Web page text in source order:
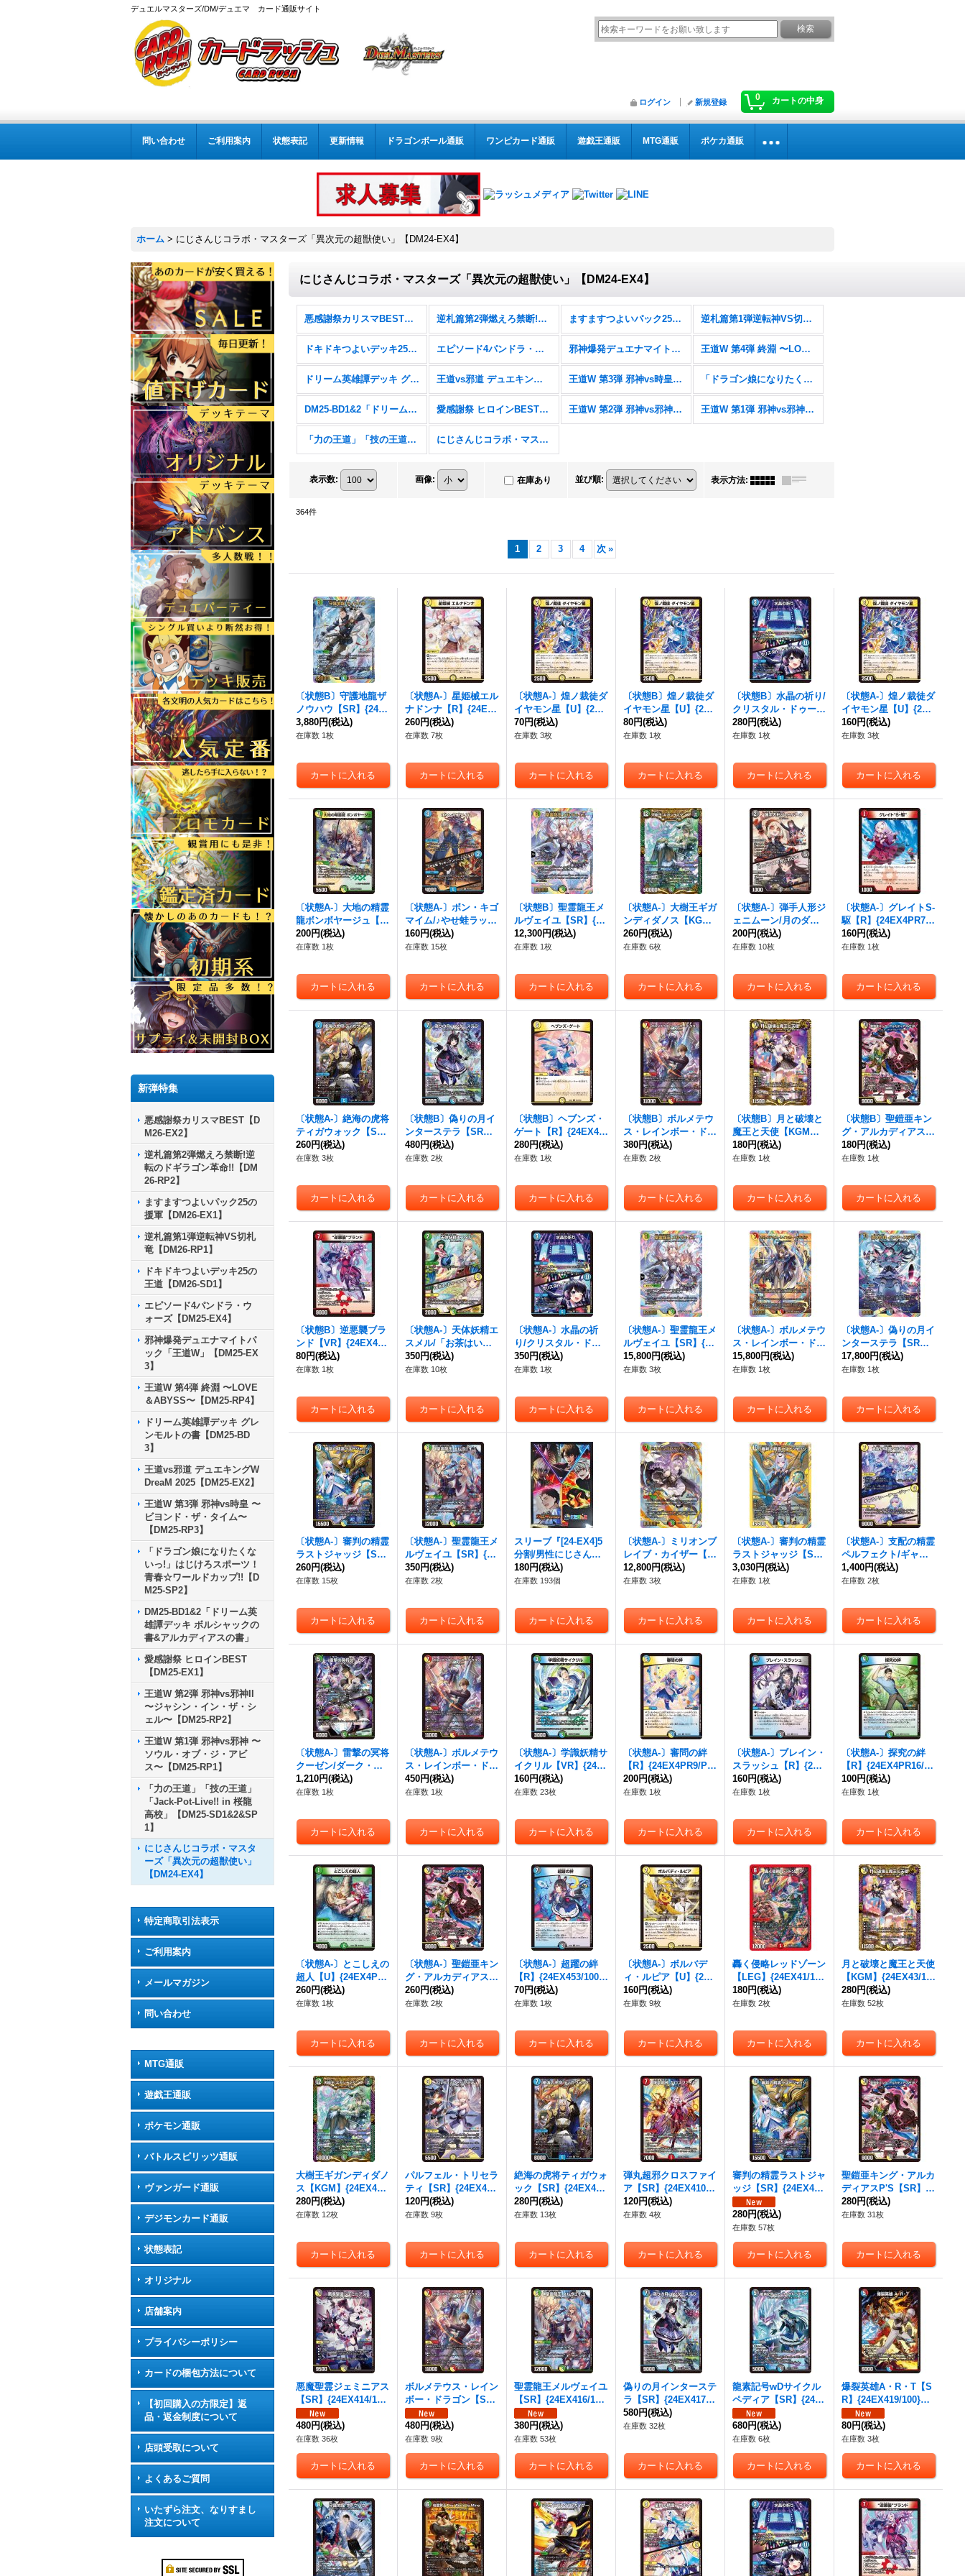
デュエルマスターズ/DM/デュエマ カード通販サイト
0 カートの中身
ログイン 新規登録
問い合わせ ご利用案内 状態表記 更新情報 ドラゴンボール通販 ワンピカード通販 遊戯王通販 MTG通販 ポケカ通販
ホーム > にじさんじコラボ・マスターズ「異次元の超獣使い」【DM24-EX4】
新弾特集
悪感謝祭カリスマBEST【D
M26-EX2】
逆札篇第2弾燃えろ禁断!逆
転のドギラゴン革命!!【DM
26-RP2】
ますますつよいパック25の
援軍【DM26-EX1】
逆札篇第1弾逆転神VS切札
竜【DM26-RP1】
ドキドキつよいデッキ25の
王道【DM26-SD1】
エピソード4パンドラ・ウ
ォーズ【DM25-EX4】
邪神爆発デュエナマイトパ
ック「王道W」【DM25-EX
3】
王道W 第4弾 終淵 〜LOVE
＆ABYSS〜【DM25-RP4】
ドリーム英雄譚デッキ グレ
ンモルトの書【DM25-BD
3】
王道vs邪道 デュエキングW
DreaM 2025【DM25-EX2】
王道W 第3弾 邪神vs時皇 〜
ビヨンド・ザ・タイム〜
【DM25-RP3】
「ドラゴン娘になりたくな
いっ!」はじけろスポーツ！
青春☆ワールドカップ!!【D
M25-SP2】
DM25-BD1&2「ドリーム英
雄譚デッキ ボルシャックの
書&アルカディアスの書」
愛感謝祭 ヒロインBEST
【DM25-EX1】
王道W 第2弾 邪神vs邪神II
〜ジャシン・イン・ザ・シ
ェル〜【DM25-RP2】
王道W 第1弾 邪神vs邪神 〜
ソウル・オブ・ジ・アビ
ス〜【DM25-RP1】
「力の王道」「技の王道」
「Jack-Pot-Live!! in 桜龍
高校」【DM25-SD1&2&SP
1】
にじさんじコラボ・マスタ
ーズ「異次元の超獣使い」
【DM24-EX4】
特定商取引法表示
ご利用案内
メールマガジン
問い合わせ
MTG通販
遊戯王通販
ポケモン通販
バトルスピリッツ通販
ヴァンガード通販
デジモンカード通販
状態表記
オリジナル
店舗案内
プライバシーポリシー
カードの梱包方法について
【初回購入の方限定】返
品・返金制度について
店頭受取について
よくあるご質問
いたずら注文、なりすまし
注文について
にじさんじコラボ・マスターズ「異次元の超獣使い」【DM24-EX4】
悪感謝祭カリスマBEST【DM26-EX2】 逆札篇第2弾燃えろ禁断!逆転のドギラゴン革命!!【DM26-RP2】 ますますつよいパック25の援軍【DM26-EX1】 逆札篇第1弾逆転神VS切札竜【DM26-RP1】
ドキドキつよいデッキ25の王道【DM26-SD1】 エピソード4パンドラ・ウォーズ【DM25-EX4】 邪神爆発デュエナマイトパック「王道W」【DM25-EX3】 王道W 第4弾 終淵 〜LOVE＆ABYSS〜【DM25-RP4】
ドリーム英雄譚デッキ グレンモルトの書【DM25-BD3】 王道vs邪道 デュエキングWDreaM 2025【DM25-EX2】 王道W 第3弾 邪神vs時皇 〜ビヨンド・ザ・タイム〜【DM25-RP3】 「ドラゴン娘になりたくないっ!」はじけろスポーツ！青春☆ワールドカップ!!【DM25-SP2】
DM25-BD1&2「ドリーム英雄譚デッキ ボルシャックの書&アルカディアスの書」 愛感謝祭 ヒロインBEST【DM25-EX1】 王道W 第2弾 邪神vs邪神II 〜ジャシン・イン・ザ・シェル〜【DM25-RP2】 王道W 第1弾 邪神vs邪神 〜ソウル・オブ・ジ・アビス〜【DM25-RP1】
「力の王道」「技の王道」「Jack-Pot-Live!! in 桜龍高校」【DM25-SD1&2&SP1】 にじさんじコラボ・マスターズ「異次元の超獣使い」【DM24-EX4】
表示数: 画像: 在庫あり 並び順: 表示方法:
364件
1 2 3 4 次 »
〔状態B〕守護地龍ザ
ノウハウ【SR】{24E
X4秘7超/秘10}《多》
3,880円(税込)
在庫数 1枚
〔状態A-〕星姫械エル
ナドンナ【R】{24EX4
PR2/PR60}《光》
260円(税込)
在庫数 7枚
〔状態A-〕煌ノ裁徒ダ
イヤモン星【U】{24E
X463/100}《光》
70円(税込)
在庫数 3枚
〔状態B〕煌ノ裁徒ダ
イヤモン星【U】{24E
X4PR23/PR60}《光》
80円(税込)
在庫数 1枚
〔状態B〕水晶の祈り/
クリスタル・ドゥーム
【VR】{24EX425/10
0}《水》
280円(税込)
在庫数 1枚
〔状態A-〕煌ノ裁徒ダ
イヤモン星【U】{24E
X4PR23/PR60}《光》
160円(税込)
在庫数 3枚
〔状態A-〕大地の精霊
龍ボンボヤージュ【V
R】{24EX433/100}
《多》
200円(税込)
在庫数 1枚
〔状態A-〕ボン・キゴ
マイム/♪やせ蛙ラッキ
ーナンバーここにあり
【R】{24EX4PR4/PR
160円(税込)
在庫数 15枚
〔状態B〕聖霊龍王メ
ルヴェイユ【SR】{24
EX4秘4超/秘10}
《多》
12,300円(税込)
在庫数 1枚
〔状態A-〕大樹王ギガ
ンディダノス【KG
M】{24EX44/100}
《多》
260円(税込)
在庫数 6枚
〔状態A-〕弾手人形ジ
ェニムーン/月のダン
スを見においで【C】
{24EX4PR49/PR60}
200円(税込)
在庫数 10枚
〔状態A-〕グレイトS-
駆【R】{24EX4PR7/P
R60}《火》
160円(税込)
在庫数 1枚
〔状態A-〕絶海の虎将
ティガウォック【S
R】{24EX47/100}
《水》
260円(税込)
在庫数 3枚
〔状態B〕偽りの月イ
ンターステラ【SR】
{24EX417/100}《多》
480円(税込)
在庫数 2枚
〔状態B〕ヘブンズ・
ゲート【R】{24EX4P
R3/PR60}《光》
280円(税込)
在庫数 1枚
〔状態B〕ボルメテウ
ス・レインボー・ドラ
ゴン【SR】{24EX41
5/100}《多》
380円(税込)
在庫数 2枚
〔状態B〕月と破壊と
魔王と天使【KGM】
{24EX43/100}《多》
180円(税込)
在庫数 1枚
〔状態B〕聖鎧亜キン
グ・アルカディアス
P'S【SR】{24EX413/
100}《多》
180円(税込)
在庫数 1枚
〔状態B〕逆悪襲ブラ
ンド【VR】{24EX42
6/100}《火》
80円(税込)
在庫数 1枚
〔状態A-〕天体妖精エ
スメル/「お茶はいか
がですか？」【VR】
{24EX429/100}《多》
350円(税込)
在庫数 10枚
〔状態A-〕水晶の祈
り/クリスタル・ドゥ
ーム【VR】{24EX42
5/100}《水》
350円(税込)
在庫数 1枚
〔状態A-〕聖霊龍王メ
ルヴェイユ【SR】{24
EX4秘4超/秘10}
《多》
15,800円(税込)
在庫数 3枚
〔状態A-〕ボルメテウ
ス・レインボー・ドラ
ゴン【SR】{24EX4秘
3超/秘10}《多》
15,800円(税込)
在庫数 1枚
〔状態A-〕偽りの月イ
ンターステラ【SR】
{24EX4秘5超/秘10}
《多》
17,800円(税込)
在庫数 1枚
〔状態A-〕審判の精霊
ラストジャッジ【S
R】{24EX412/100}
《多》
260円(税込)
在庫数 15枚
〔状態A-〕聖霊龍王メ
ルヴェイユ【SR】{24
EX416/100}《多》
350円(税込)
在庫数 2枚
スリーブ『[24-EX4]5
分割/男性にじさん
じ』10枚入り【サプラ
イ】{-}
180円(税込)
在庫数 193個
〔状態A-〕ミリオンブ
レイブ・カイザー【S
R】{24EX4秘10超/秘1
0}《多》
12,800円(税込)
在庫数 3枚
〔状態A-〕審判の精霊
ラストジャッジ【S
R】{24EX4秘1/秘10}
《多》
3,030円(税込)
在庫数 1枚
〔状態A-〕支配の精霊
ペルフェクト/ギャラ
クシー・チャージャー
【SR】{24EX45/100}
1,400円(税込)
在庫数 2枚
〔状態A-〕雷撃の冥将
クーゼン/ダーク・ラ
イフ【VR】{24EX43
9/100}《多》
1,210円(税込)
在庫数 1枚
〔状態A-〕ボルメテウ
ス・レインボー・ドラ
ゴン【SR】{24EX41
5/100}《多》
450円(税込)
在庫数 1枚
〔状態A-〕学識妖精サ
イクリル【VR】{24E
X437/100}《多》
160円(税込)
在庫数 23枚
〔状態A-〕審問の絆
【R】{24EX4PR9/PR
60}《多》
200円(税込)
在庫数 1枚
〔状態A-〕ブレイン・
スラッシュ【R】{24E
X454/100}《多》
160円(税込)
在庫数 1枚
〔状態A-〕探究の絆
【R】{24EX4PR16/P
R60}《多》
100円(税込)
在庫数 1枚
〔状態A-〕とこしえの
超人【U】{24EX4PR3
9/PR60}《自然》
260円(税込)
在庫数 1枚
〔状態A-〕聖鎧亜キン
グ・アルカディアス
P'S【SR】{24EX413/
100}《多》
260円(税込)
在庫数 2枚
〔状態A-〕超躍の絆
【R】{24EX453/100}
《多》
70円(税込)
在庫数 1枚
〔状態A-〕ボルバデ
ィ・ルピア【U】{24E
X4PR22/PR60}《光》
160円(税込)
在庫数 9枚
轟く侵略レッドゾーン
【LEG】{24EX41/10
0}《火》
180円(税込)
在庫数 2枚
月と破壊と魔王と天使
【KGM】{24EX43/10
0}《多》
280円(税込)
在庫数 52枚
大樹王ギガンディダノ
ス【KGM】{24EX44/1
00}《多》
280円(税込)
在庫数 12枚
パルフェル・トリセラ
ティ【SR】{24EX46/
100}《光》
120円(税込)
在庫数 9枚
絶海の虎将ティガウォ
ック【SR】{24EX47/
100}《水》
280円(税込)
在庫数 13枚
弾丸超邪クロスファイ
ア【SR】{24EX410/1
00}《火》
120円(税込)
在庫数 4枚
審判の精霊ラストジャ
ッジ【SR】{24EX41
2/100}《多》
280円(税込)
在庫数 57枚
聖鎧亜キング・アルカ
ディアスP'S【SR】{2
4EX413/100}《多》
280円(税込)
在庫数 31枚
悪魔聖霊ジェミニアス
【SR】{24EX414/10
0}《多》
480円(税込)
在庫数 36枚
ボルメテウス・レイン
ボー・ドラゴン【S
R】{24EX415/100}
《多》
480円(税込)
在庫数 9枚
聖霊龍王メルヴェイユ
【SR】{24EX416/10
0}《多》
380円(税込)
在庫数 53枚
偽りの月インターステ
ラ【SR】{24EX417/1
00}《多》
580円(税込)
在庫数 32枚
龍素記号wDサイクル
ペディア【SR】{24E
X418/100}《多》
680円(税込)
在庫数 6枚
爆裂英雄A・R・T【S
R】{24EX419/100}
《多》
80円(税込)
在庫数 3枚